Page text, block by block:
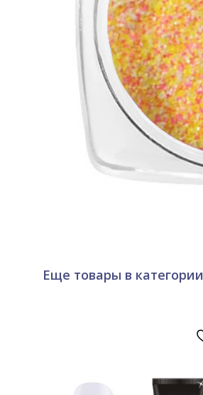
Еще товары в категории